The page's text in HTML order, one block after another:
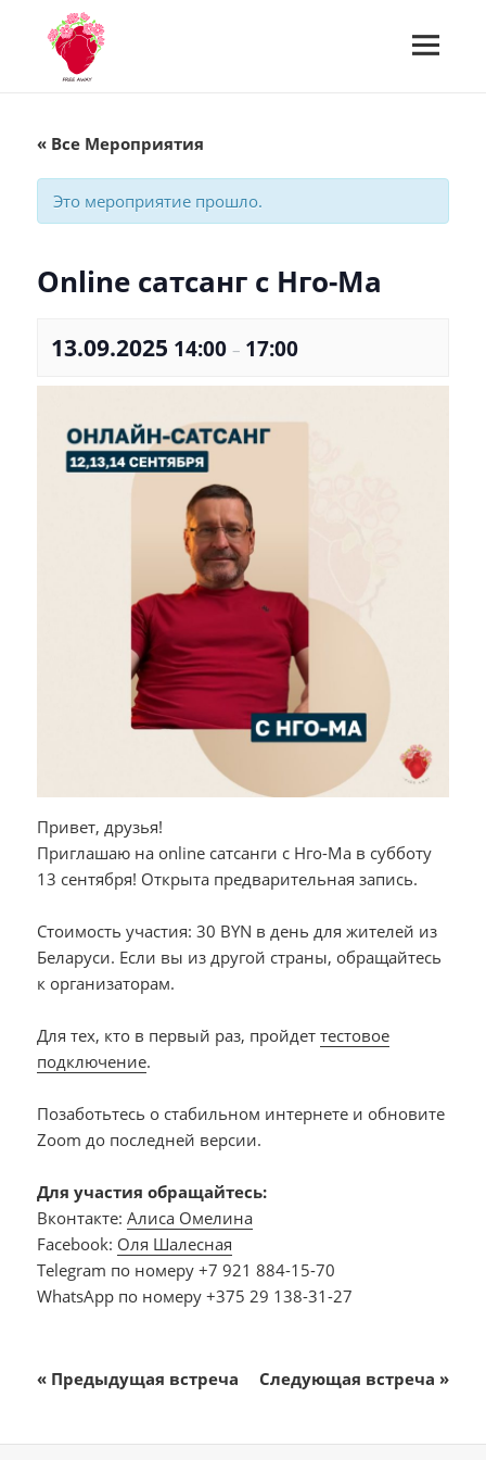
« Все Мероприятия
Это мероприятие прошло.
Online сатсанг с Нго-Ма
13.09.2025 14:00– 17:00
Привет, друзья!
Приглашаю на online сатсанги с Нго-Ма в субботу
13 сентября! Открыта предварительная запись.
Стоимость участия: 30 BYN в день для жителей из
Беларуси. Если вы из другой страны, обращайтесь
к организаторам.
Для тех, кто в первый раз, пройдеттестовое
подключение.
Позаботьтесь о стабильном интернете и обновите
Zoom до последней версии.
Для участия обращайтесь:
Вконтакте:Алиса Омелина
Facebook: Оля Шалесная
Telegram по номеру +7 921 884-15-70
WhatsApp по номеру +375 29 138-31-27
Навигация
« Предыдущая встреча Следующая встреча »